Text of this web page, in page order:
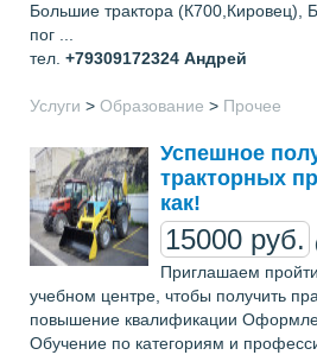
Большие трактора (К700,Кировец),
пог ...
тел. +79309172324 Андрей
Услуги > Образование > Прочее
Успешное
тракторных
как!
15000 руб.
Приглашаем
учебном центре, чтобы получить
повышение квалификации
Обучение по категориям и